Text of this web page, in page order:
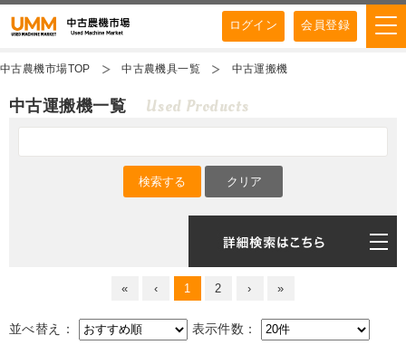
ログイン 会員登録
中古農機市場TOP 中古農機具一覧 中古運搬機
中古運搬機一覧 Used Products
« ‹ 1 2 › »
並べ替え： 表示件数：